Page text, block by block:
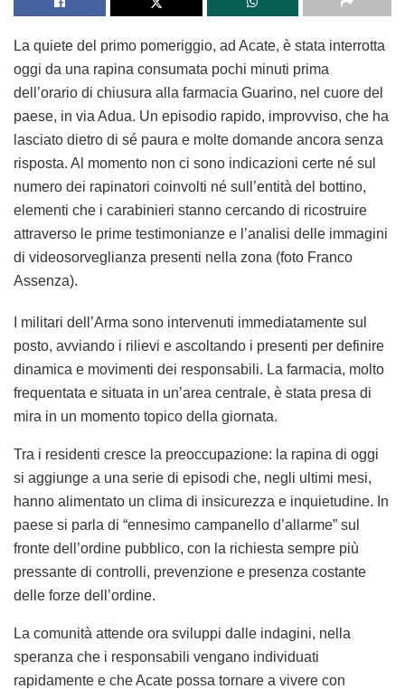
La quiete del primo pomeriggio, ad Acate, è stata interrotta
oggi da una rapina consumata pochi minuti prima
dell’orario di chiusura alla farmacia Guarino, nel cuore del
paese, in via Adua. Un episodio rapido, improvviso, che ha
lasciato dietro di sé paura e molte domande ancora senza
risposta. Al momento non ci sono indicazioni certe né sul
numero dei rapinatori coinvolti né sull’entità del bottino,
elementi che i carabinieri stanno cercando di ricostruire
attraverso le prime testimonianze e l’analisi delle immagini
di videosorveglianza presenti nella zona (foto Franco
Assenza).
I militari dell’Arma sono intervenuti immediatamente sul
posto, avviando i rilievi e ascoltando i presenti per definire
dinamica e movimenti dei responsabili. La farmacia, molto
frequentata e situata in un’area centrale, è stata presa di
mira in un momento topico della giornata.
Tra i residenti cresce la preoccupazione: la rapina di oggi
si aggiunge a una serie di episodi che, negli ultimi mesi,
hanno alimentato un clima di insicurezza e inquietudine. In
paese si parla di “ennesimo campanello d’allarme” sul
fronte dell’ordine pubblico, con la richiesta sempre più
pressante di controlli, prevenzione e presenza costante
delle forze dell’ordine.
La comunità attende ora sviluppi dalle indagini, nella
speranza che i responsabili vengano individuati
rapidamente e che Acate possa tornare a vivere con